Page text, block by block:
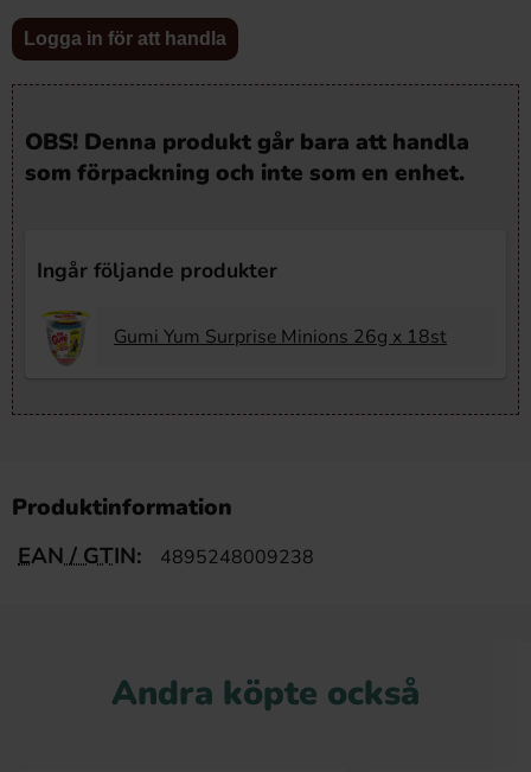
Logga in för att handla
OBS! Denna produkt går bara att handla
som förpackning och inte som en enhet.
Ingår följande produkter
Gumi Yum Surprise Minions 26g x 18st
Produktinformation
EAN / GTIN:
4895248009238
Andra köpte också